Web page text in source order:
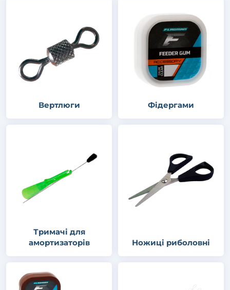
Вертлюги Фідергами
Тримачі для
амортизаторів
Ножиці риболовні